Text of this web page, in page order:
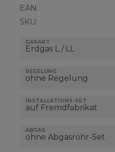
EAN:
SKU:
GASART
REGELUNG
INSTALLATIONS-SET
ABGAS